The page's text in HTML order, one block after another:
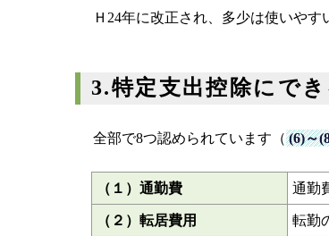
Ｈ24年に改正され、多少は使いやす
3.特定支出控除にで
全部で8つ認められています（ (6)～
（１）通勤費 通勤
（２）転居費用 転勤